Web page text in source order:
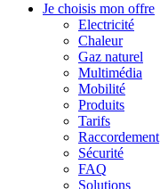
Je choisis mon offre
Electricité
Chaleur
Gaz naturel
Multimédia
Mobilité
Produits
Tarifs
Raccordement
Sécurité
FAQ
Solutions